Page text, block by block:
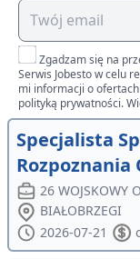
Zgadzam się na
Serwis Jobesto w celu
mi informacji o
polityką prywatności.
Specjalista
Rozpoznania
26 WOJSKOWY
BIAŁOBRZEGI
2026-07-21